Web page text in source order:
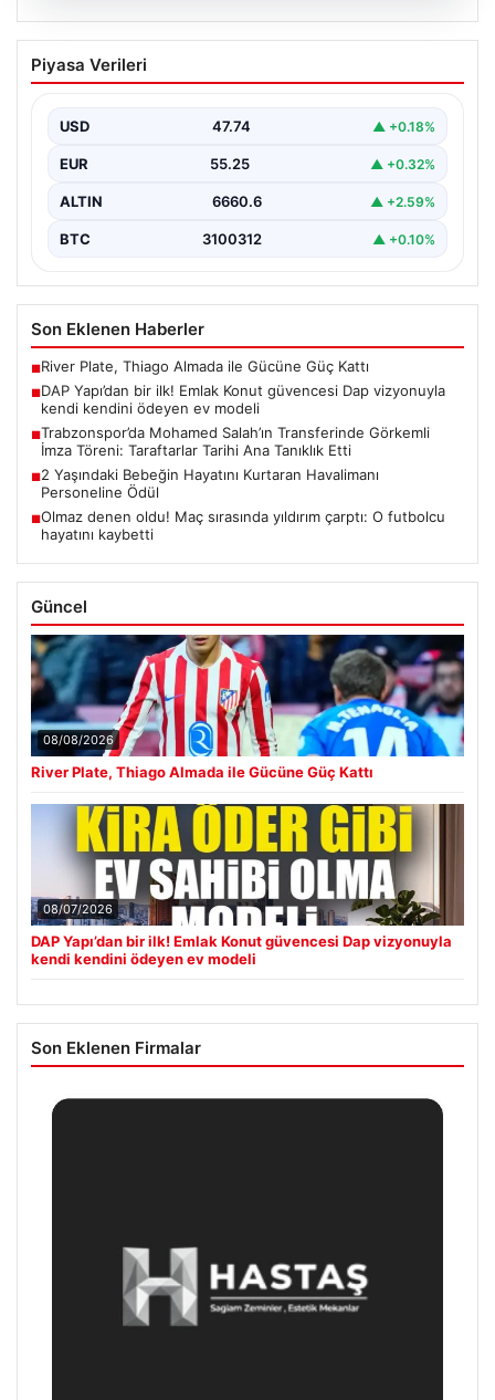
07.08.2026
DAP Yapı’dan bir ilk! Emlak Konut
güvencesi Dap vizyonuyla kendi
{"title": "DAP Yapı’dan Bir İlk: Güvence ve Vizyonla Kendi
Piyasa Verileri
USD 47.74 ▲ +0.18%
EUR 55.25 ▲ +0.32%
ALTIN 6660.6 ▲ +2.59%
BTC 3100312 ▲ +0.10%
Son Eklenen Haberler
■River Plate, Thiago Almada ile Gücüne Güç Kattı
■DAP Yapı’dan bir ilk! Emlak Konut güvencesi Dap vizyonuyla
kendi kendini ödeyen ev modeli
■Trabzonspor’da Mohamed Salah’ın Transferinde Görkemli
İmza Töreni: Taraftarlar Tarihi Ana Tanıklık Etti
■2 Yaşındaki Bebeğin Hayatını Kurtaran Havalimanı
Personeline Ödül
■Olmaz denen oldu! Maç sırasında yıldırım çarptı: O futbolcu
hayatını kaybetti
Güncel
08/08/2026
River Plate, Thiago Almada ile Gücüne Güç Kattı
08/07/2026
DAP Yapı’dan bir ilk! Emlak Konut güvencesi Dap vizyonuyla
kendi kendini ödeyen ev modeli
Son Eklenen Firmalar